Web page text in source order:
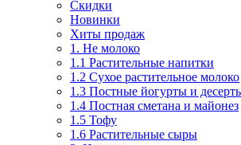
Скидки
Новинки
Хиты продаж
1. Не молоко
1.1 Растительные напитки
1.2 Сухое растительное молоко
1.3 Постные йогурты и
1.4 Постная сметана и майонез
1.5 Тофу
1.6 Растительные сыры